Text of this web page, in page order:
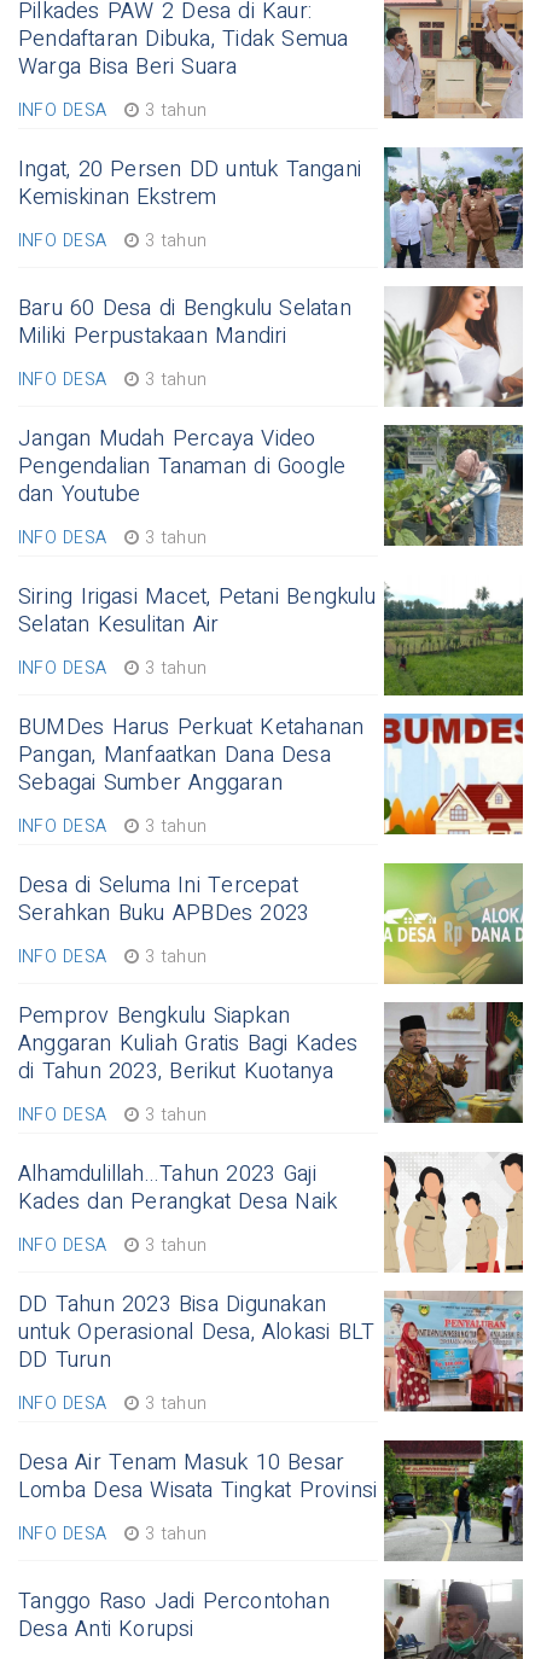
Pilkades PAW 2 Desa di Kaur:
Pendaftaran Dibuka, Tidak Semua
Warga Bisa Beri Suara
INFO DESA 3 tahun
Ingat, 20 Persen DD untuk Tangani
Kemiskinan Ekstrem
INFO DESA 3 tahun
Baru 60 Desa di Bengkulu Selatan
Miliki Perpustakaan Mandiri
INFO DESA 3 tahun
Jangan Mudah Percaya Video
Pengendalian Tanaman di Google
dan Youtube
INFO DESA 3 tahun
Siring Irigasi Macet, Petani Bengkulu
Selatan Kesulitan Air
INFO DESA 3 tahun
BUMDes Harus Perkuat Ketahanan
Pangan, Manfaatkan Dana Desa
Sebagai Sumber Anggaran
INFO DESA 3 tahun
Desa di Seluma Ini Tercepat
Serahkan Buku APBDes 2023
INFO DESA 3 tahun
Pemprov Bengkulu Siapkan
Anggaran Kuliah Gratis Bagi Kades
di Tahun 2023, Berikut Kuotanya
INFO DESA 3 tahun
Alhamdulillah...Tahun 2023 Gaji
Kades dan Perangkat Desa Naik
INFO DESA 3 tahun
DD Tahun 2023 Bisa Digunakan
untuk Operasional Desa, Alokasi BLT
DD Turun
INFO DESA 3 tahun
Desa Air Tenam Masuk 10 Besar
Lomba Desa Wisata Tingkat Provinsi
INFO DESA 3 tahun
Tanggo Raso Jadi Percontohan
Desa Anti Korupsi